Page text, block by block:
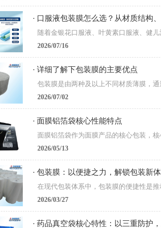
· 口服液包装膜怎么选？从材质结构
2026/07/16
· 详细了解下包装膜的主要优点
2026/07/02
· 面膜铝箔袋核心性能特点
2026/05/13
· 包装膜：以便捷之力，解锁包装新
2026/03/27
· 药品真空袋核心特性：以三重防护